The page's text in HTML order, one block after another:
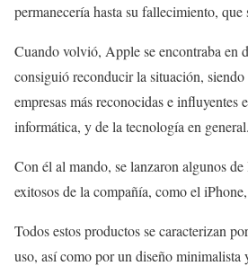
permanecería hasta su fallecimiento,
Cuando volvió, Apple se encontraba en
consiguió reconducir la situación, siendo
empresas más reconocidas e influyentes
informática, y de la tecnología en general.
Con él al mando, se lanzaron algunos
exitosos de la compañía, como el
Todos estos productos se caracterizan
uso, así como por un diseño minimalista